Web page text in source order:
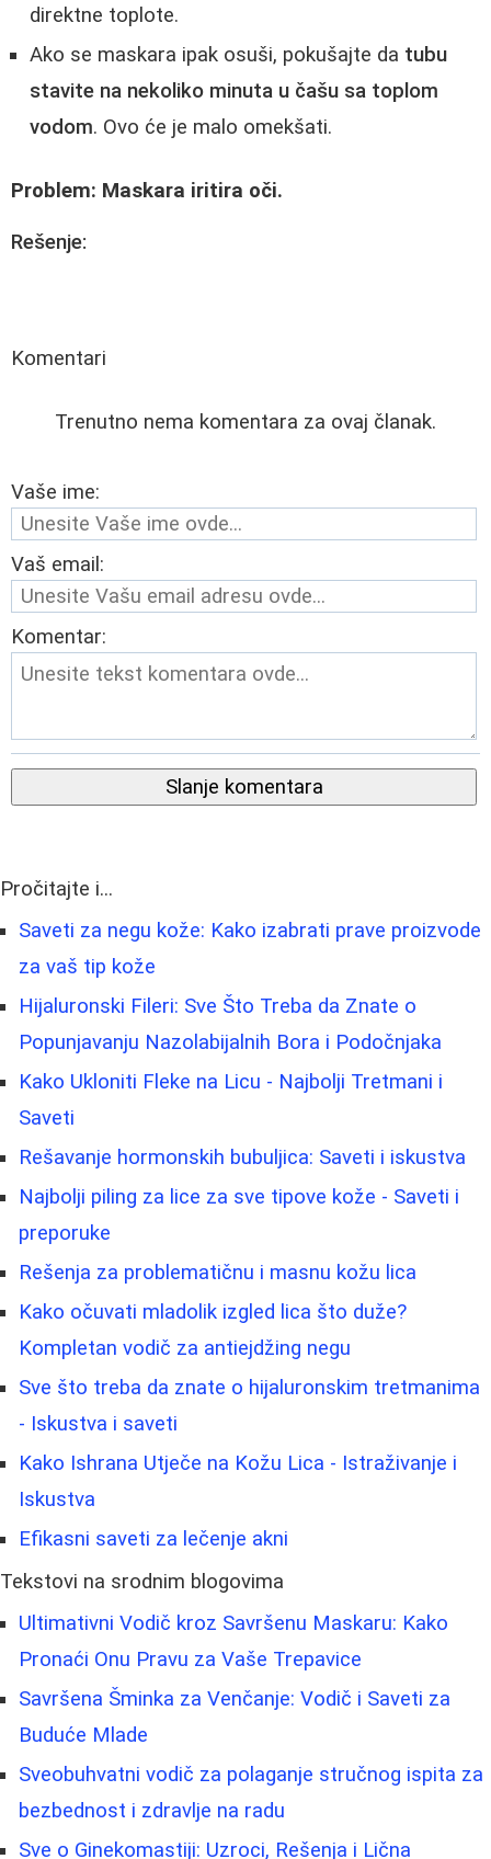
direktne toplote.
Ako se maskara ipak osuši, pokušajte da tubu
stavite na nekoliko minuta u čašu sa toplom
vodom. Ovo će je malo omekšati.
Problem: Maskara iritira oči.
Rešenje:
Komentari
Trenutno nema komentara za ovaj članak.
Vaše ime:
Vaš email:
Komentar:
Slanje komentara
Pročitajte i...
Saveti za negu kože: Kako izabrati prave proizvode
za vaš tip kože
Hijaluronski Fileri: Sve Što Treba da Znate o
Popunjavanju Nazolabijalnih Bora i Podočnjaka
Kako Ukloniti Fleke na Licu - Najbolji Tretmani i
Saveti
Rešavanje hormonskih bubuljica: Saveti i iskustva
Najbolji piling za lice za sve tipove kože - Saveti i
preporuke
Rešenja za problematičnu i masnu kožu lica
Kako očuvati mladolik izgled lica što duže?
Kompletan vodič za antiejdžing negu
Sve što treba da znate o hijaluronskim tretmanima
- Iskustva i saveti
Kako Ishrana Utječe na Kožu Lica - Istraživanje i
Iskustva
Efikasni saveti za lečenje akni
Tekstovi na srodnim blogovima
Ultimativni Vodič kroz Savršenu Maskaru: Kako
Pronaći Onu Pravu za Vaše Trepavice
Savršena Šminka za Venčanje: Vodič i Saveti za
Buduće Mlade
Sveobuhvatni vodič za polaganje stručnog ispita za
bezbednost i zdravlje na radu
Sve o Ginekomastiji: Uzroci, Rešenja i Lična